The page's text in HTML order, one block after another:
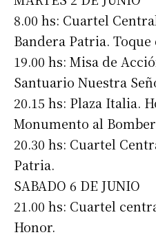
Apellidos
Número de teléfono
8.00 hs: Cuartel
Bandera Patria. Toque
19.00 hs: Misa de
Santuario Nuestra
20.15 hs: Plaza Italia.
Monumento al
20.30 hs: Cuartel
Patria.
SABADO 6 DE JUNIO
21.00 hs: Cuartel
Honor.